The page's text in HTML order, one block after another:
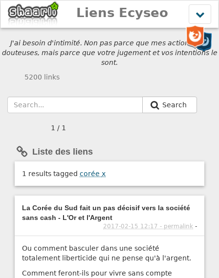
le
menu
Liens Ecyseo
J'ai besoin d'intimité. Non pas parce que mes actions sont
douteuses, mais parce que votre jugement et vos intentions le
sont.
5200 links
Search
1 / 1
Liste des liens
1 results tagged corée x
La Corée du Sud fait un pas décisif vers la société
sans cash - L'Or et l'Argent
2017-02-15 12:17 - permalink -
Ou comment basculer dans une société
totalement liberticide qui ne pense qu'à l'argent.
Comment feront-ils pour vivre sans compte